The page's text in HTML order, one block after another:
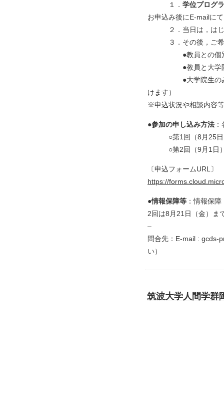
１． 学位プログ
お申込み後にE-mailに
２．当日は，はじ
３．その後，ご希望
●教員との個別
●教員と大学院
●大学院生のみとの
けます）
※申込状況や相談内容
●参加の申し込み方法
○第1回（8月25日）
○第2回（9月1日）
〔申込フォームURL〕
https://
●情報保障等 ：情報保
2回は8月21日（金）ま
–
問合先：E-mail : gcds-
い）
筑波大学人間学群